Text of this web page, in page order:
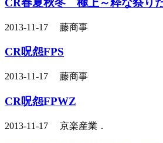
CR春夏秋冬 極上～粋な祭り
2013-11-17 藤商事
CR呪怨FPS
2013-11-17 藤商事
CR呪怨FPWZ
2013-11-17 京楽産業．